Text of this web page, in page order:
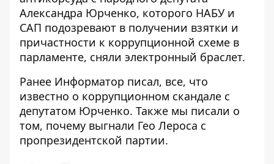
Александра Юрченко, которого НАБУ и
САП подозревают в получении взятки и
причастности к коррупционной схеме в
парламенте, сняли электронный браслет.
Ранее Информатор писал, все, что
известно о коррупционном скандале с
депутатом Юрченко. Также мы писали о
том, почему выгнали Гео Лероса с
пропрезидентской партии.